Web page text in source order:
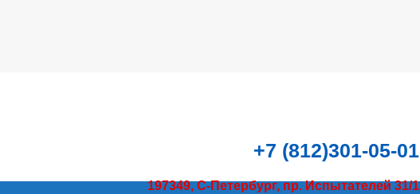
+7 (812)301-05-01
197349, С-Петербург, пр. Испытателей 31/1